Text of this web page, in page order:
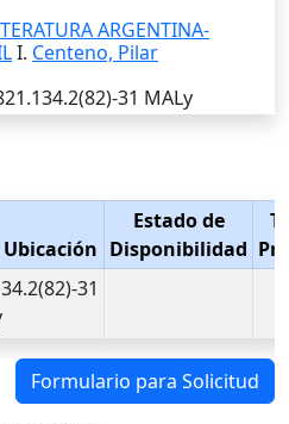
ARGENTINA-
I. Centeno, Pilar
31 MALy
Estado de
Disponibilidad
31
Formulario para Solicitud